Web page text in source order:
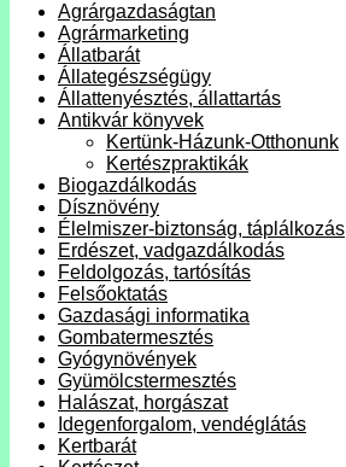
Agrárgazdaságtan
Agrármarketing
Állatbarát
Állategészségügy
Állattenyésztés, állattartás
Antikvár könyvek
Kertünk-Házunk-Otthonunk
Kertészpraktikák
Biogazdálkodás
Dísznövény
Élelmiszer-biztonság, táplálkozás
Erdészet, vadgazdálkodás
Feldolgozás, tartósítás
Felsőoktatás
Gazdasági informatika
Gombatermesztés
Gyógynövények
Gyümölcstermesztés
Halászat, horgászat
Idegenforgalom, vendéglátás
Kertbarát